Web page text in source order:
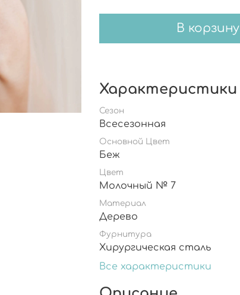
В корзину
Характеристики
Сезон
Всесезонная
Основной Цвет
Беж
Цвет
Молочный № 7
Материал
Дерево
Фурнитура
Хирургическая сталь
Все характеристики